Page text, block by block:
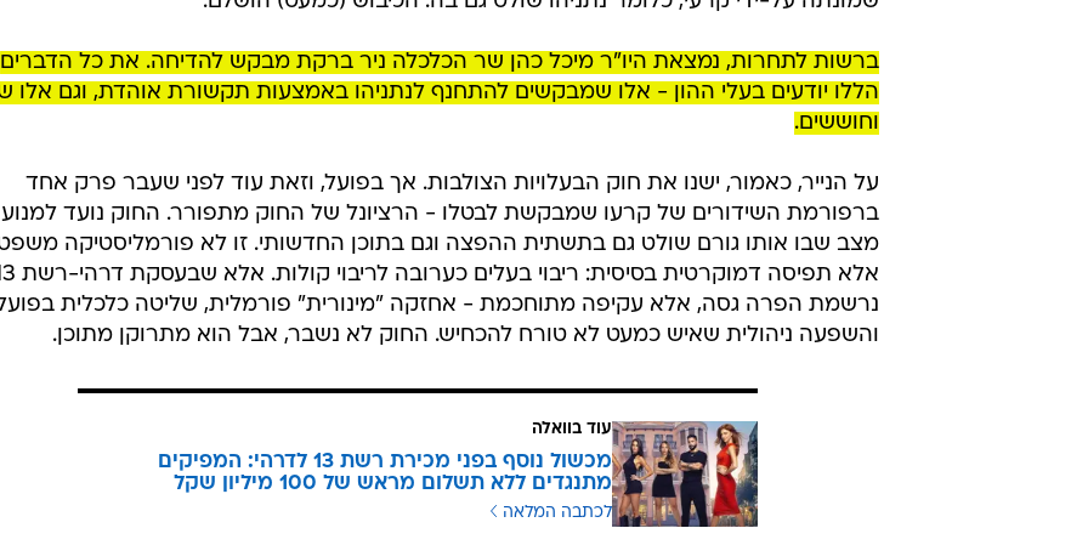
כינרת בראשי, יפעת בן חי שגב / ראובן קסטרו
הרשות השנייה איננה הרשות היחידה בה תלויה השתלטות נתניהו על רשת 13. ישנה גם הרשות
לתחרות ומועצת הכבלים והלווין. ממלאת יו"ר המועצה לשידורי כבלים ולוויין הזמנית היא יעל
שמונתה על-ידי קרעי, כלומר נתניהו שולט גם בה. הכיבוש (כמעט) הושלם.
ברשות לתחרות, נמצאת היו"ר מיכל כהן שר הכלכלה ניר ברקת מבקש להדיחה. את כל הדברים
הללו יודעים בעלי ההון - אלו שמבקשים להתחנף לנתניהו באמצעות תקשורת אוהדת, וגם אלו
על הנייר, כאמור, ישנו את חוק הבעלויות הצולבות. אך בפועל, וזאת עוד לפני שעבר פרק אחד
ברפורמת השידורים של קרעו שמבקשת לבטלו - הרציונל של החוק מתפורר. החוק נועד למנוע
מצב שבו אותו גורם שולט גם בתשתית ההפצה וגם בתוכן החדשותי. זו לא פורמליסטיקה